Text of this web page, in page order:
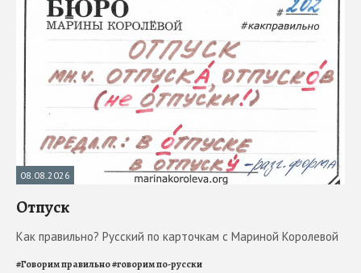
08.08.2026
Отпуск
Как правильно? Русский по карточкам с Мариной Королевой
#Говорим правильно#говорим по-русски